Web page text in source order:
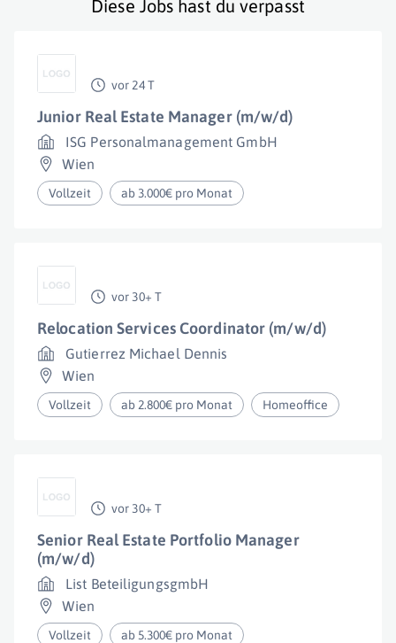
Diese Jobs hast du verpasst
vor 24 T
Junior Real Estate Manager (m/w/d)
ISG Personalmanagement GmbH
Wien
Vollzeit ab 3.000€ pro Monat
vor 30+ T
Relocation Services Coordinator (m/w/d)
Gutierrez Michael Dennis
Wien
Vollzeit ab 2.800€ pro Monat Homeoffice
vor 30+ T
Senior Real Estate Portfolio Manager
(m/w/d)
List BeteiligungsgmbH
Wien
Vollzeit ab 5.300€ pro Monat